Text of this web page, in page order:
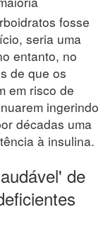
fosse
seria uma
entanto, no
de que os
em risco de
ingerindo
décadas uma
à insulina.
de